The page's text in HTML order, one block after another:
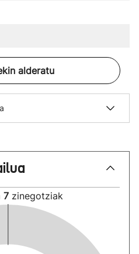
alderatu
7 zinegotziak